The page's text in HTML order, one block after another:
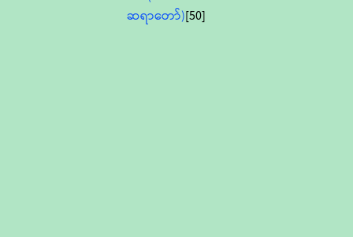
ဆရာတော်)[50]